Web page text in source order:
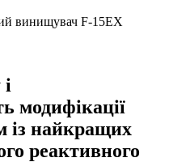
модифікації
із найкращих
реактивного